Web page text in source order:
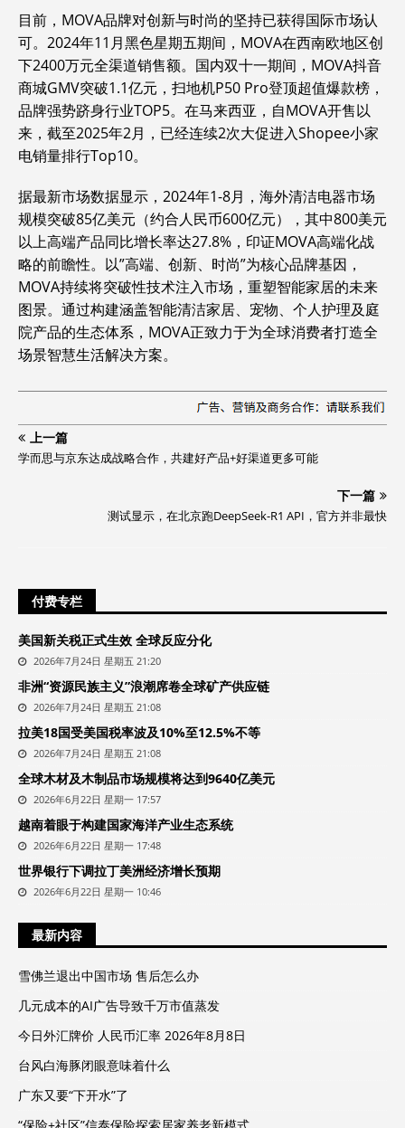
目前，MOVA品牌对创新与时尚的坚持已获得国际市场认
可。2024年11月黑色星期五期间，MOVA在西南欧地区创
下2400万元全渠道销售额。国内双十一期间，MOVA抖音
商城GMV突破1.1亿元，扫地机P50 Pro登顶超值爆款榜，
品牌强势跻身行业TOP5。在马来西亚，自MOVA开售以
来，截至2025年2月，已经连续2次大促进入Shopee小家
电销量排行Top10。
据最新市场数据显示，2024年1-8月，海外清洁电器市场
规模突破85亿美元（约合人民币600亿元），其中800美元
以上高端产品同比增长率达27.8%，印证MOVA高端化战
略的前瞻性。以”高端、创新、时尚”为核心品牌基因，
MOVA持续将突破性技术注入市场，重塑智能家居的未来
图景。通过构建涵盖智能清洁家居、宠物、个人护理及庭
院产品的生态体系，MOVA正致力于为全球消费者打造全
场景智慧生活解决方案。
上一篇
学而思与京东达成战略合作，共建好产品+好渠道更多可能
下一篇
测试显示，在北京跑DeepSeek-R1 API，官方并非最快
付费专栏
美国新关税正式生效 全球反应分化
2026年7月24日 星期五 21:20
非洲“资源民族主义”浪潮席卷全球矿产供应链
2026年7月24日 星期五 21:08
拉美18国受美国税率波及10%至12.5%不等
2026年7月24日 星期五 21:08
全球木材及木制品市场规模将达到9640亿美元
2026年6月22日 星期一 17:57
越南着眼于构建国家海洋产业生态系统
2026年6月22日 星期一 17:48
世界银行下调拉丁美洲经济增长预期
2026年6月22日 星期一 10:46
最新内容
雪佛兰退出中国市场 售后怎么办
几元成本的AI广告导致千万市值蒸发
今日外汇牌价 人民币汇率 2026年8月8日
台风白海豚闭眼意味着什么
广东又要“下开水”了